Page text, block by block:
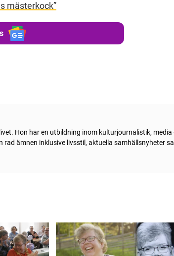
mästerkock”
Hon har en utbildning inom kulturjournalistik,
ämnen inklusive livsstil, aktuella samhällsnyheter